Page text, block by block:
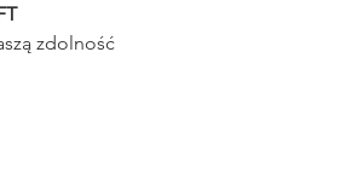
zdolność